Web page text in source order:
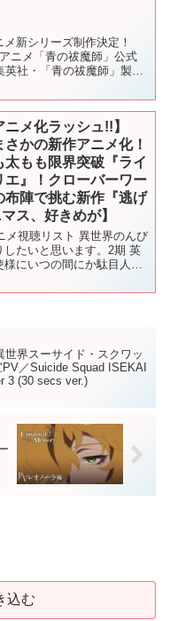
新シリーズ制作決定！
ニメ「青の祓魔師」公式
社・「青の祓魔師」製作
ニメ化ラッシュ!!】
さかの新作アニメ化！
太もも限界突破『ライ
エ』！クローバーワー
布陣で挑む新作『逃げ
ス、好きめが】
メ視聴リスト 異世界のんび
たいと思います。2期 英
にいつの間にか駄目人間
世界スーサイド・スクワッ
PV／Suicide Squad ISEKAI
3 (30 secs ver.)
込む